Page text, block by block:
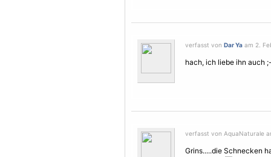
verfasst von Dar Ya am 2.
hach, ich liebe ihn auch
verfasst von AquaNaturale
Grins.....die Schnecken